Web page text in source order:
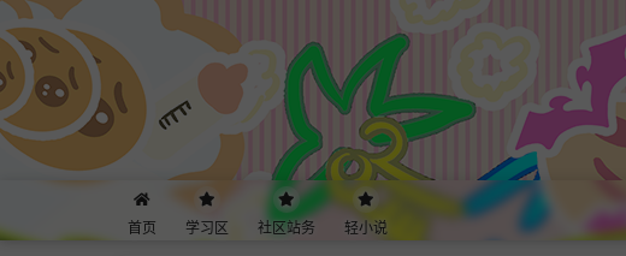
首页 学习区 社区站务 轻小说